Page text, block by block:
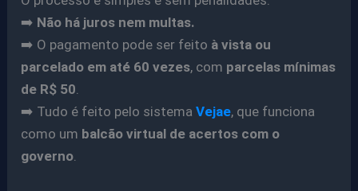
➡️ Não há juros nem multas.
➡️ O pagamento pode ser feito à vista ou
parcelado em até 60 vezes, com parcelas mínimas
de R$ 50
➡️ Tudo é feito pelo sistemaVejae, que funciona
como um balcão virtual de acertos com o
governo